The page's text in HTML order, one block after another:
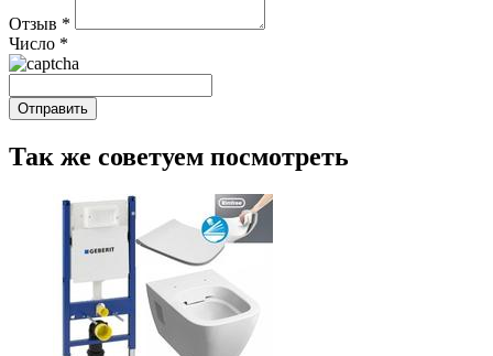
Отзыв *
Число *
Так же советуем посмотреть